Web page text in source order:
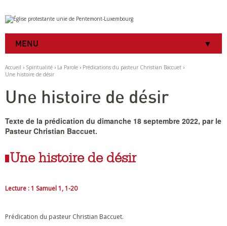
Aller
au
contenu.
à
navigation
Outils
personnels
MENU
Accueil › Spiritualité › La Parole › Prédications du pasteur Christian Baccuet ›
Une histoire de désir
Une histoire de désir
Texte de la prédication du dimanche 18 septembre 2022, par le
Pasteur Christian Baccuet.
Une histoire de désir
Lecture : 1 Samuel 1, 1-20
Prédication du pasteur Christian Baccuet.